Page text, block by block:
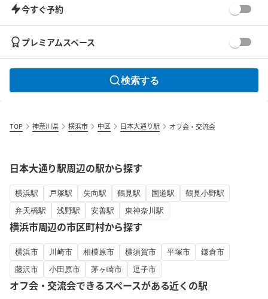
今すぐ予約
プレミアムスペース
検索する
TOP 神奈川県 横浜市 中区 日本大通り駅 オフ会・交流会
日本大通り駅周辺の駅から探す
横浜駅 戸塚駅 矢向駅 鶴見駅 国道駅
鶴見小野駅
弁天橋駅
浅野駅 安善駅 東神奈川駅
横浜市周辺の市区町村から探す
横浜市 川崎市 相模原市 横須賀市 平塚市
鎌倉市
藤沢市
小田原市 茅ヶ崎市 逗子市
オフ会・交流会できるスペースがある近くの駅